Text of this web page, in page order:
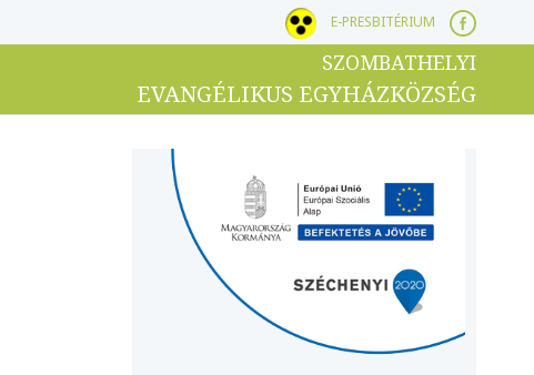
E-PRESBITÉRIUM
SZOMBATHELYI
EVANGÉLIKUS EGYHÁZKÖZSÉG